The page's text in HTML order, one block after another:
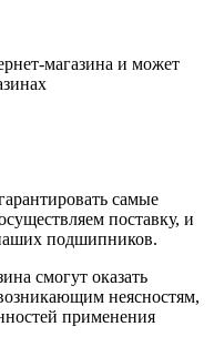
магазина и может
самые
поставку, и
подшипников.
смогут оказать
неясностям,
применения